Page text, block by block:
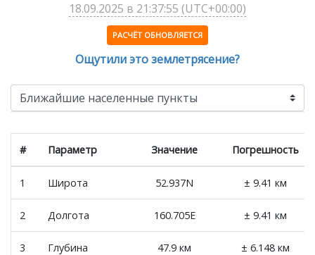
18.09.2025 в 21:37:55 (UTC+00:00)
РАСЧЁТ ОБНОВЛЯЕТСЯ
Ощутили это землетрясение?
# Параметр Значение Погрешность
1 Широта 52.937N ± 9.41 км
2 Долгота 160.705E ± 9.41 км
3 Глубина 47.9 км ± 6.148 км